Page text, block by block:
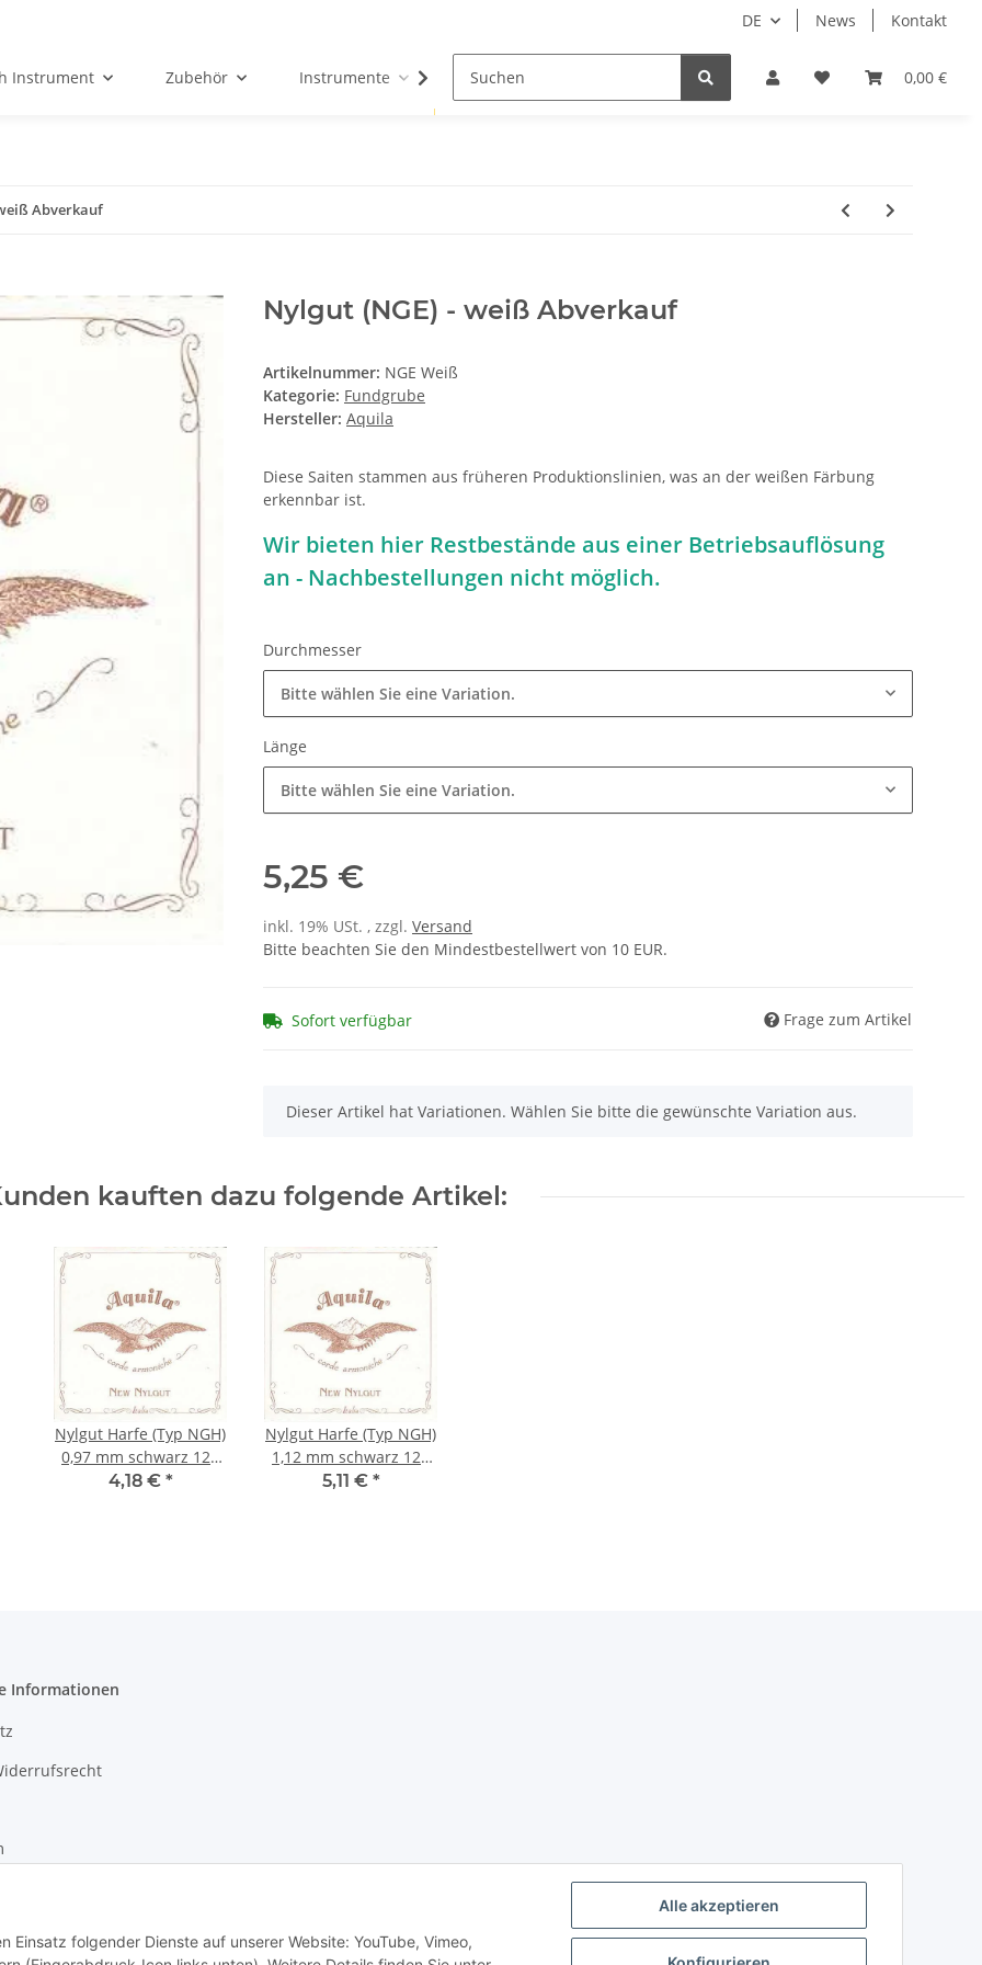
Alle akzeptieren
Einsatz folgender Dienste auf unserer Website: YouTube, Vimeo,
DE News Kontakt
0,00 €
Instrument Zubehör Instrumente Fundgrube
Abverkauf
Nylgut (NGE) - weiß Abverkauf
Artikelnummer: NGE Weiß
Kategorie: Fundgrube
Hersteller: Aquila
Diese Saiten stammen aus früheren Produktionslinien, was an der weißen Färbung
erkennbar ist.
Wir bieten hier Restbestände aus einer Betriebsauflösung
an - Nachbestellungen nicht möglich.
Durchmesser
Bitte wählen Sie eine Variation.
Länge
Bitte wählen Sie eine Variation.
5,25 €
inkl. 19% USt. , zzgl. Versand
Bitte beachten Sie den Mindestbestellwert von 10 EUR.
Sofort verfügbar Frage zum Artikel
x
Dieser Artikel hat Variationen. Wählen Sie bitte die gewünschte Variation aus.
kauften dazu folgende Artikel:
Nylgut Harfe (Typ NGH)
0,97 mm schwarz 120
cm
4,18 € *
Nylgut Harfe (Typ NGH)
1,12 mm schwarz 120
cm
5,11 € *
Informationen